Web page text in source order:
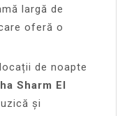
largă de
oferă o
de noapte
Sharm El
și